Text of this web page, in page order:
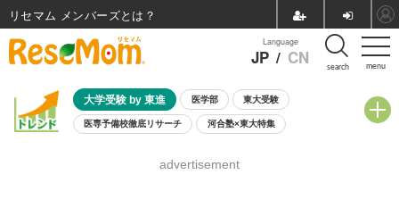
menu
Language
JP / CN search
大学受験 by 東進 医学部 東大受験
医専予備校徹底リサーチ 河合塾×東大特集
8月開催学校説明会・相談会
advertisement
リセマム メンバーズ